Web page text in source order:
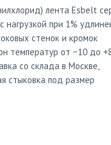
лента Esbelt
нагрузкой при 1%
стенок и кромок
температур от −10 до
со склада в Москве,
стыковка под размер